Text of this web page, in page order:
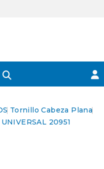
Tornillo Cabeza Plana
20951